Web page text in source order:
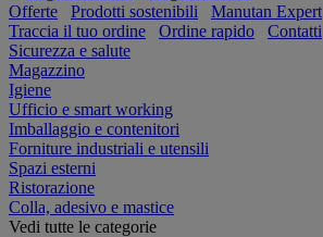
Offerte Prodotti sostenibili
Manutan Expert
Traccia il tuo ordine
Ordine rapido
Contatti
Sicurezza e salute
Magazzino
Igiene
Ufficio e smart working
Imballaggio e contenitori
Forniture industriali e utensili
Spazi esterni
Ristorazione
Colla, adesivo e mastice
Vedi tutte le categorie